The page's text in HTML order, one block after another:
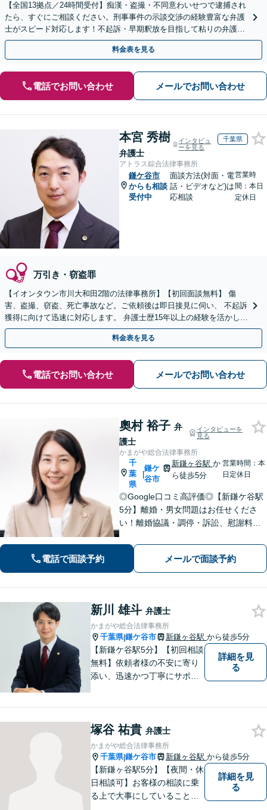
【全国13拠点／24時間受付】痴漢・盗撮・不同意わいせつで逮捕され
たら、すぐにご相談ください。刑事事件の示談交渉の経験豊富な弁護
士がスピード対応します！不起訴・早期釈放を目指して粘りの弁護活
動を行います。
料金表を見る
電話でお問い合わせ メールでお問い合わせ
本宮 秀樹
弁護士
インタビュ
ーを見る
千葉県
アトラス綜合法律事務所
鎌ケ谷市
からも相談
受付中
面談方法(対面・電
話・ビデオなど)は
応相談
営業時
間：本日
定休日
万引き・窃盗罪
【イオンタウン市川大和田2階の法律事務所】【初回面談無料】 傷
害、盗撮、窃盗、死亡事故など。ご依頼後は即日接見に伺い、 不起訴
獲得に向けて迅速に対応します。 弁護士歴15年以上の経験を活かし、
最善の結果を模索します。【電話相談可】
料金表を見る
電話でお問い合わせ メールでお問い合わせ
奧村 裕子 弁
護士
インタビューを
見る
かまがや総合法律事務所
千
葉
県
|
鎌ケ
谷市
新鎌ヶ谷駅 か
ら徒歩5分
営業時間：本
日定休日
◎Google口コミ高評価◎【新鎌ケ谷駅
5分】離婚・男女問題はお任せくださ
い！離婚協議・調停・訴訟、慰謝料、
向けた新たな一歩を、弁護士が丁寧に
サポートします。お気軽にご相談くだ
さい【オンライン面談可】
電話で面談予約 メールで面談予約
新川 雄斗 弁護士
かまがや総合法律事務所
千葉県|鎌ケ谷市 新鎌ヶ谷駅 から徒歩5分
【新鎌ケ谷駅5分】【初回相談
無料】依頼者様の不安に寄り
添い、迅速かつ丁寧にサポー
ます！お困りごとがございま
したら、どうぞお気軽にご相
談ください。
詳細を見
る
塚谷 祐貴 弁護士
かまがや総合法律事務所
千葉県|鎌ケ谷市 新鎌ヶ谷駅 から徒歩5分
【新鎌ヶ谷駅5分】【夜間・休
日相談可】お客様の相談に乗
る上で大事にしていることは
詳細を見
る